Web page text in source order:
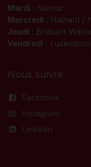
Mardi : Namur
Mercredi : Hainaut /
Jeudi : Brabant
Vendredi :
Nous suivre
Facebook
Instagram
Linkedin